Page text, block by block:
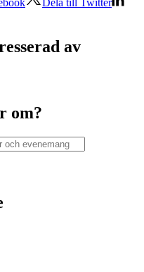
Dela till Twitter
av
om?